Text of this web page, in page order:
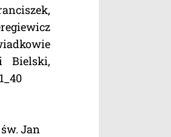
Bielski,
Jan